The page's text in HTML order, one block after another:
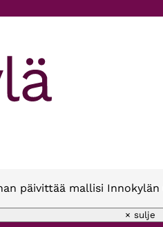
päivittää mallisi
× sulje